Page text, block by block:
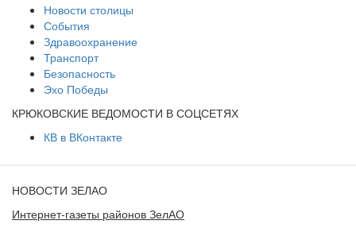
Новости столицы
События
Здравоохранение
Транспорт
Безопасность
Эхо Победы
КРЮКОВСКИЕ ВЕДОМОСТИ В СОЦСЕТЯХ
КВ в ВКонтакте
НОВОСТИ ЗЕЛАО
Интернет-газеты районов ЗелАО